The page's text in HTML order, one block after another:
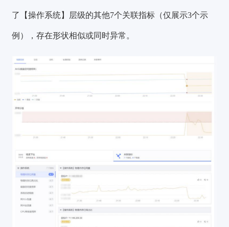
了【操作系统】层级的其他7个关联指标（仅展示3个示
例），存在形状相似或同时异常。